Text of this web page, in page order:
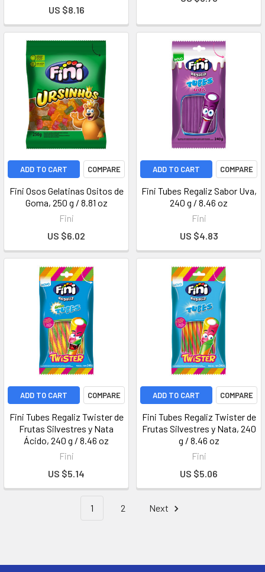
US $8.16
ADD TO CART COMPARE
Fini Osos Gelatinas Ositos de
Goma, 250 g / 8.81 oz
Fini
US $6.02
ADD TO CART COMPARE
Fini Tubes Regaliz Sabor Uva,
240 g / 8.46 oz
Fini
US $4.83
ADD TO CART COMPARE
Fini Tubes Regaliz Twister de
Frutas Silvestres y Nata
Ácido, 240 g / 8.46 oz
Fini
US $5.14
ADD TO CART COMPARE
Fini Tubes Regaliz Twister de
Frutas Silvestres y Nata, 240
g / 8.46 oz
Fini
US $5.06
1 2 Next